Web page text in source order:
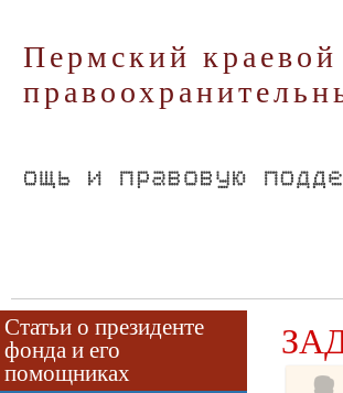
Пермский
Статьи о президенте
фонда и его
помощниках